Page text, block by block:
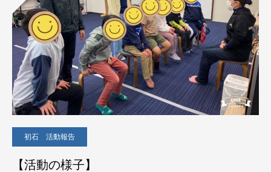
初石 活動報告
【活動の様子】